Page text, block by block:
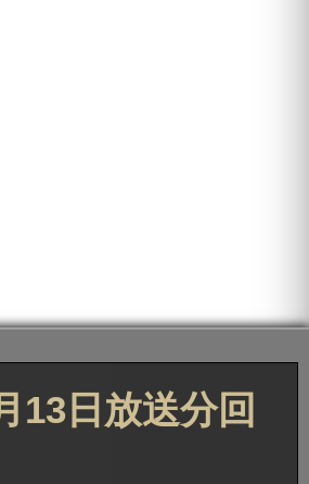
13日放送分回